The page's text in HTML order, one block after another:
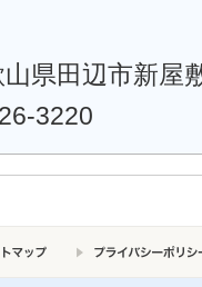
県田辺市新屋
3220